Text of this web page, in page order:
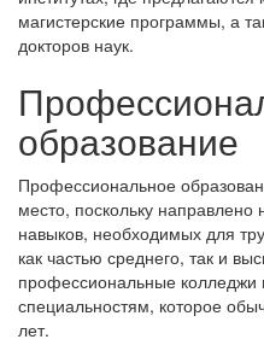
магистерские программы, а
докторов наук.
образование
Профессиональное
место, поскольку направлено
навыков, необходимых для
как частью среднего, так и
профессиональные колледжи
специальностям, которое
лет.